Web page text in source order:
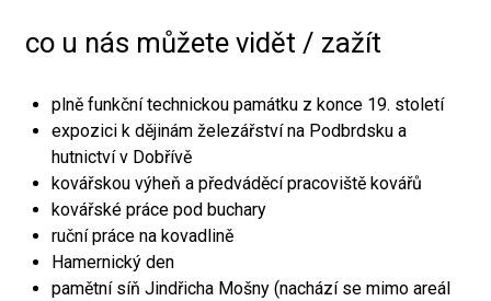
co u nás můžete vidět / zažít
plně funkční technickou památku z konce 19. století
expozici k dějinám železářství na Podbrdsku a
hutnictví v Dobřívě
kovářskou výheň a předváděcí pracoviště kovářů
kovářské práce pod buchary
ruční práce na kovadlině
Hamernický den
pamětní síň Jindřicha Mošny (nachází se mimo areál